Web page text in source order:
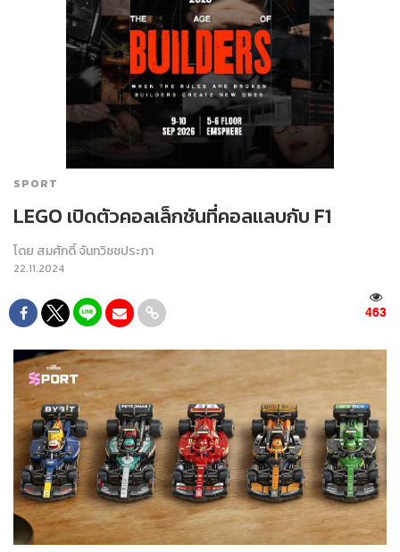
SPORT
LEGO เปิดตัวคอลเล็กชันที่คอลแลบกับ F1
โดย สมศักดิ์ จันทวิชชประภา
22.11.2024
463